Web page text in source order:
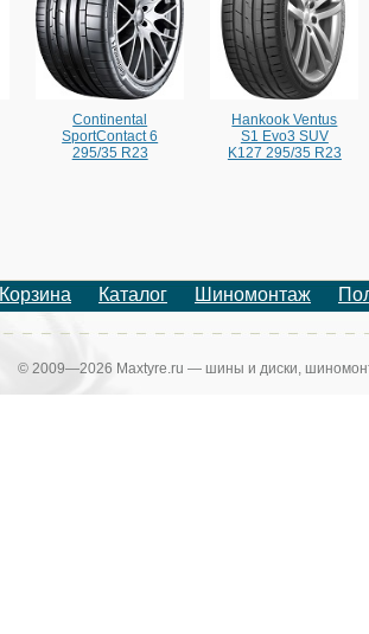
Continental
SportContact 6
295/35 R23
Hankook Ventus
S1 Evo3 SUV
K127 295/35 R23
Корзина Каталог Шиномонтаж
© 2009—2026 Maxtyre.ru — шины и диски,